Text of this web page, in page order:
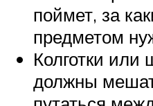
поймет, за
предметом
Колготки
должны